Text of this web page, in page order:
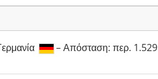
– Απόσταση: περ. 1.529